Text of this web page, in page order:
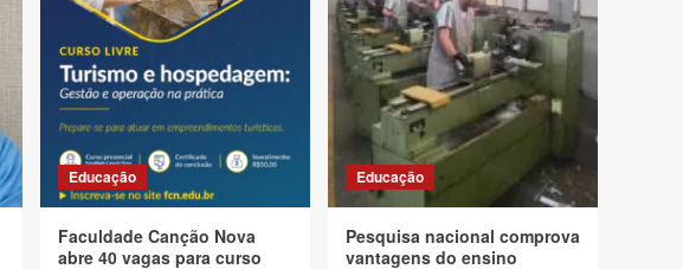
Educação
Faculdade Canção Nova
abre 40 vagas para curso
Educação
Pesquisa nacional comprova
vantagens do ensino